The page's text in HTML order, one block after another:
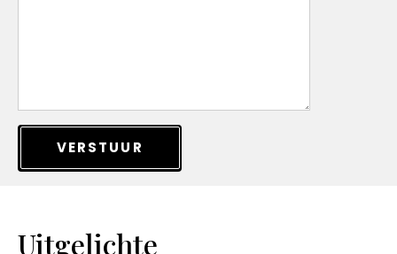
VERSTUUR
Uitgelichte